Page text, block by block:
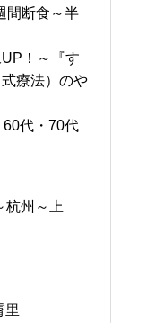
間断食～半
！～『す
療法）のや
60代・70代
州～上
里